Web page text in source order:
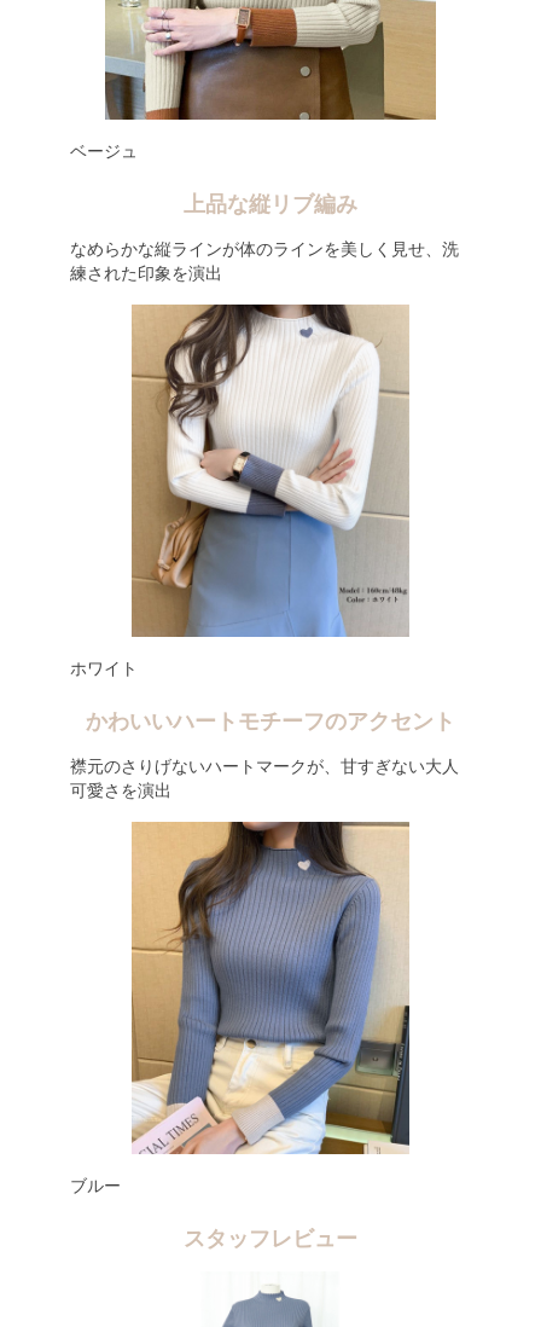
ベージュ
上品な縦リブ編み
なめらかな縦ラインが体のラインを美しく見せ、洗
練された印象を演出
ホワイト
かわいいハートモチーフのアクセント
襟元のさりげないハートマークが、甘すぎない大人
可愛さを演出
ブルー
スタッフレビュー